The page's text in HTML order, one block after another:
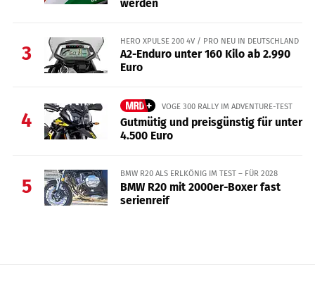
werden
3
HERO XPULSE 200 4V / PRO NEU IN DEUTSCHLAND
A2-Enduro unter 160 Kilo ab 2.990
Euro
4
VOGE 300 RALLY IM ADVENTURE-TEST
Gutmütig und preisgünstig für unter
4.500 Euro
5
BMW R20 ALS ERLKÖNIG IM TEST – FÜR 2028
BMW R20 mit 2000er-Boxer fast
serienreif